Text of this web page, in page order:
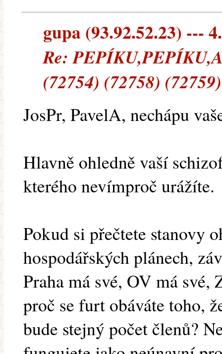
gupa (93.92.52.23) ---
Re:
(72754) (72758) (72759)
JosPr, PavelA, nechápu
Hlavně ohledně vaší
kterého nevímproč urážíte.
Pokud si přečtete stanovy
hospodářských plánech,
Praha má své, OV má
proč se furt obáváte toho,
bude stejný počet členů?